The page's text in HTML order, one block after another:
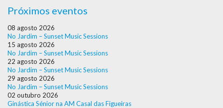
Próximos eventos
08 agosto 2026
No Jardim – Sunset Music Sessions
15 agosto 2026
No Jardim – Sunset Music Sessions
22 agosto 2026
No Jardim – Sunset Music Sessions
29 agosto 2026
No Jardim – Sunset Music Sessions
02 outubro 2026
Ginástica Sénior na AM Casal das Figueiras